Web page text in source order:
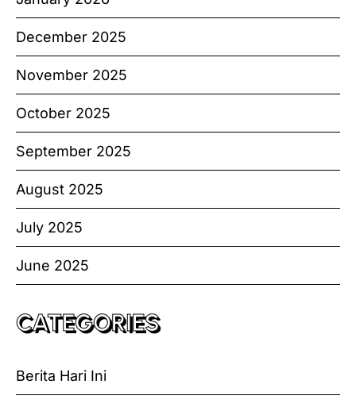
December 2025
November 2025
October 2025
September 2025
August 2025
July 2025
June 2025
CATEGORIES
Berita Hari Ini